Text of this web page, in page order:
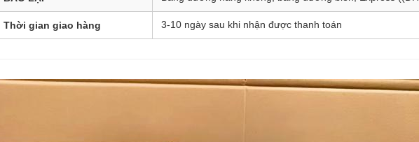
Thời gian giao hàng 3-10 ngày sau khi nhận được thanh toán